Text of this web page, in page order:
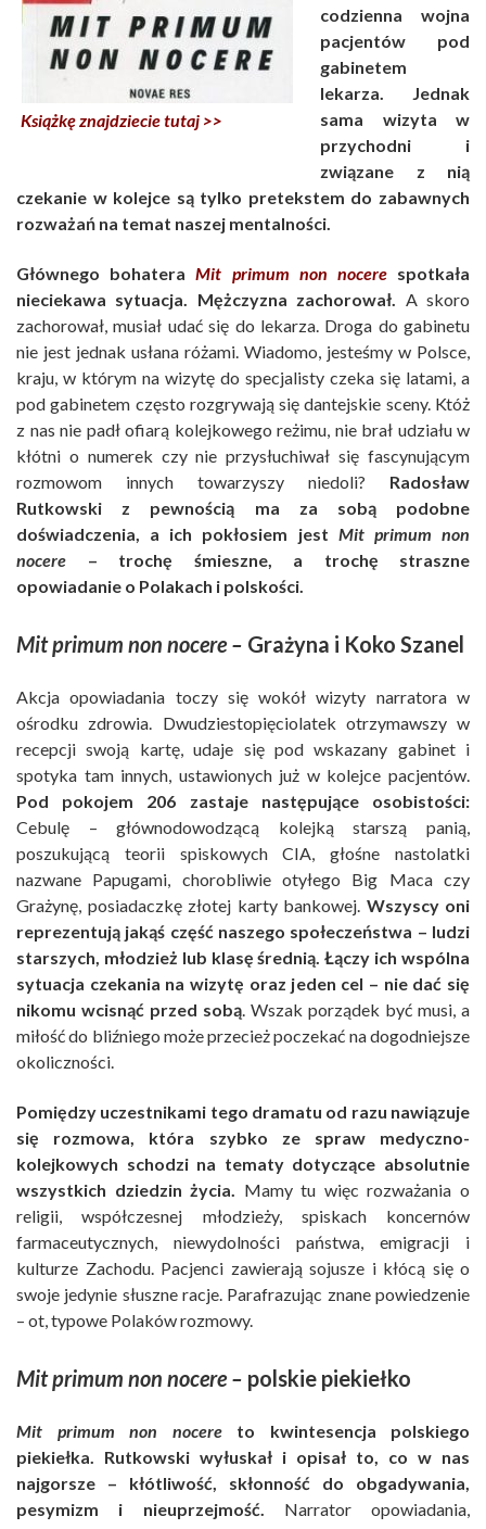
Książkę znajdziecie tutaj >>
codzienna wojna
pacjentów pod
gabinetem
lekarza. Jednak
sama wizyta w
przychodni i
związane z nią
czekanie w kolejce są tylko pretekstem do zabawnych
rozważań na temat naszej mentalności.
Głównego bohateraMit primum non nocerespotkała
nieciekawa sytuacja. Mężczyzna zachorował. A skoro
zachorował, musiał udać się do lekarza. Droga do gabinetu
nie jest jednak usłana różami. Wiadomo, jesteśmy w Polsce,
kraju, w którym na wizytę do specjalisty czeka się latami, a
pod gabinetem często rozgrywają się dantejskie sceny. Któż
z nas nie padł ofiarą kolejkowego reżimu, nie brał udziału w
kłótni o numerek czy nie przysłuchiwał się fascynującym
rozmowom innych towarzyszy niedoli? Radosław
Rutkowski z pewnością ma za sobą podobne
doświadczenia, a ich pokłosiem jest Mit primum non
nocere – trochę śmieszne, a trochę straszne
opowiadanie o Polakach i polskości.
Mit primum non nocere – Grażyna i Koko Szanel
Akcja opowiadania toczy się wokół wizyty narratora w
ośrodku zdrowia. Dwudziestopięciolatek otrzymawszy w
recepcji swoją kartę, udaje się pod wskazany gabinet i
spotyka tam innych, ustawionych już w kolejce pacjentów.
Pod pokojem 206 zastaje następujące osobistości:
Cebulę – głównodowodzącą kolejką starszą panią,
poszukującą teorii spiskowych CIA, głośne nastolatki
nazwane Papugami, chorobliwie otyłego Big Maca czy
Grażynę, posiadaczkę złotej karty bankowej. Wszyscy oni
reprezentują jakąś część naszego społeczeństwa – ludzi
starszych, młodzież lub klasę średnią. Łączy ich wspólna
sytuacja czekania na wizytę oraz jeden cel – nie dać się
nikomu wcisnąć przed sobą. Wszak porządek być musi, a
miłość do bliźniego może przecież poczekać na dogodniejsze
okoliczności.
Pomiędzy uczestnikami tego dramatu od razu nawiązuje
się rozmowa, która szybko ze spraw medyczno-
kolejkowych schodzi na tematy dotyczące absolutnie
wszystkich dziedzin życia. Mamy tu więc rozważania o
religii, współczesnej młodzieży, spiskach koncernów
farmaceutycznych, niewydolności państwa, emigracji i
kulturze Zachodu. Pacjenci zawierają sojusze i kłócą się o
swoje jedynie słuszne racje. Parafrazując znane powiedzenie
– ot, typowe Polaków rozmowy.
Mit primum non nocere – polskie piekiełko
Mit primum non nocere to kwintesencja polskiego
piekiełka. Rutkowski wyłuskał i opisał to, co w nas
najgorsze – kłótliwość, skłonność do obgadywania,
pesymizm i nieuprzejmość. Narrator opowiadania,